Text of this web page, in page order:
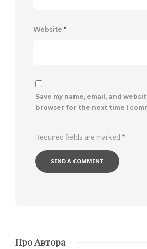
Website *
Save my name, email, and
browser for the next time I
Required fields are marked *
Про Автора